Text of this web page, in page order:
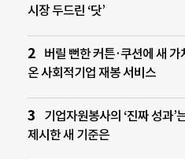
시장 두드린 ‘닷’
버릴 뻔한 커튼·쿠션에 새
온 사회적기업 재봉 서비스
기업자원봉사의 ‘진짜 성과’
제시한 새 기준은